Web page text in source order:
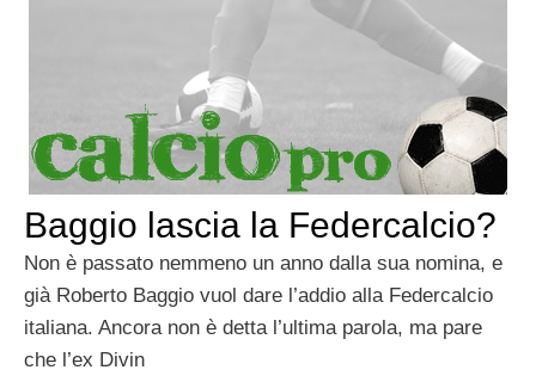
Baggio lascia la Federcalcio?
Non è passato nemmeno un anno dalla sua nomina, e
già Roberto Baggio vuol dare l’addio alla Federcalcio
italiana. Ancora non è detta l’ultima parola, ma pare
che l’ex Divin